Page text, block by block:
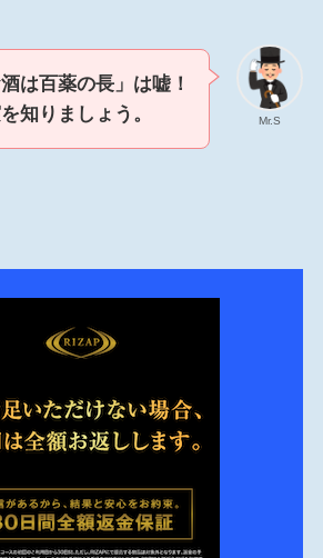
Mr.S
酒は百薬の長」は嘘！
知りましょう。